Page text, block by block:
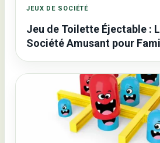
JEUX DE SOCIÉTÉ
Jeu de Toilette Éjectable :
Société Amusant pour